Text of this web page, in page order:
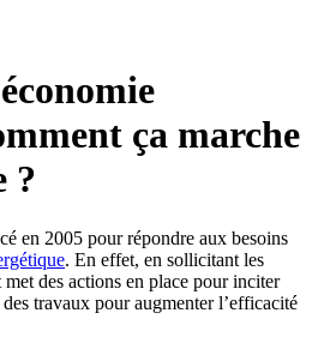
ça marche
?
en 2005 pour répondre aux besoins
. En effet, en sollicitant les
met des actions en place pour inciter
travaux pour augmenter l’efficacité